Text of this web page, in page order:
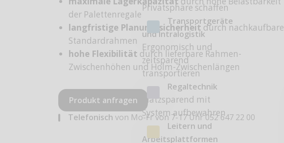
Privatsphäre schaffen
Transportgeräte
und Intralogistik
Ergonomisch und
zeitsparend
transportieren
Regaltechnik
Platzsparend mit
System aufbewahren
Leitern und
Arbeitsplattformen
der Palettenregale
langfristige Planungssicherheit durch nachkaufbare
Standardrahmen
hohe Flexibilität durch lieferbare Rahmen-
Zwischenhöhen und Holm­-Zwischenlängen
Produkt anfragen
Telefonisch von Mo-Fr von 7-17 Uhr052 647 22 00